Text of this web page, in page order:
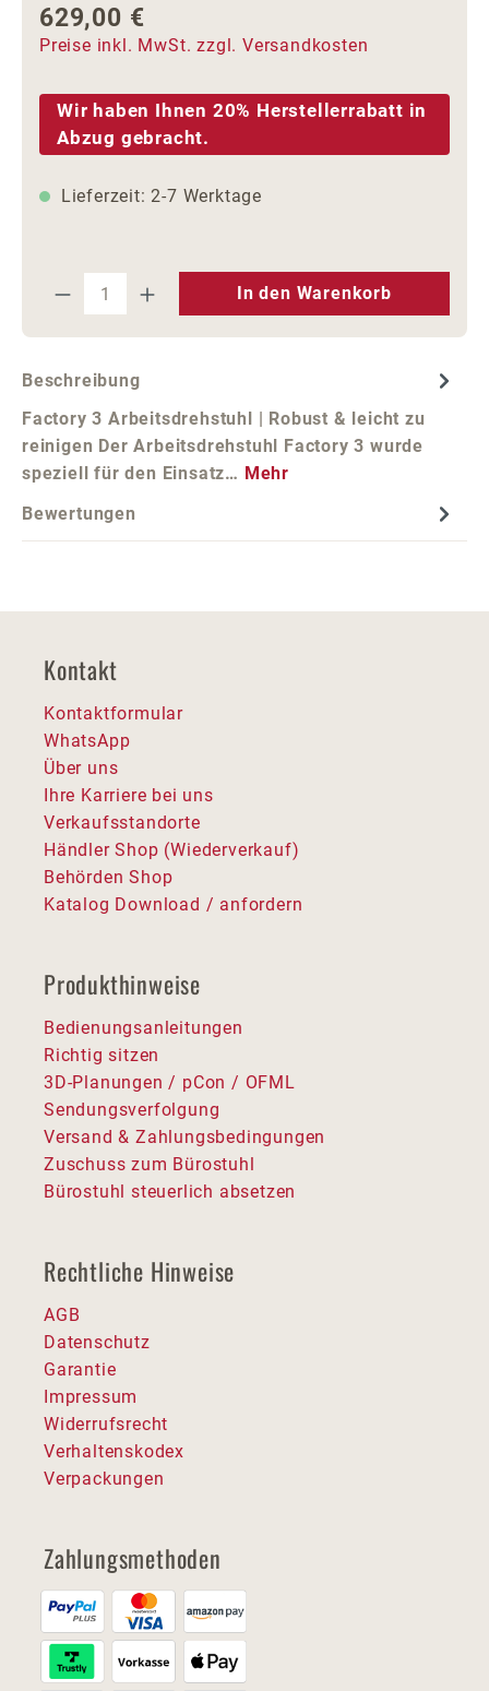
Regulärer Preis:
629,00 €
Preise inkl. MwSt. zzgl. Versandkosten
Wir haben Ihnen 20% Herstellerrabatt in
Abzug gebracht.
Lieferzeit: 2-7 Werktage
Produkt Anzahl: Gib den
In den Warenkorb
Beschreibung
Factory 3 Arbeitsdrehstuhl | Robust & leicht zu
reinigen Der Arbeitsdrehstuhl Factory 3 wurde
speziell für den Einsatz… Mehr
Bewertungen
Kontakt
Kontaktformular
WhatsApp
Über uns
Ihre Karriere bei uns
Verkaufsstandorte
Händler Shop (Wiederverkauf)
Behörden Shop
Katalog Download / anfordern
Produkthinweise
Bedienungsanleitungen
Richtig sitzen
3D-Planungen / pCon / OFML
Sendungsverfolgung
Versand & Zahlungsbedingungen
Zuschuss zum Bürostuhl
Bürostuhl steuerlich absetzen
Rechtliche Hinweise
AGB
Datenschutz
Garantie
Impressum
Widerrufsrecht
Verhaltenskodex
Verpackungen
Zahlungsmethoden